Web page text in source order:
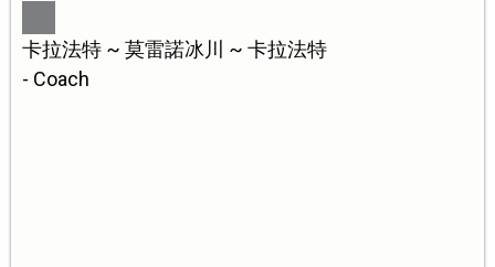
卡拉法特 ~ 莫雷諾冰川 ~ 卡拉法特
- Coach